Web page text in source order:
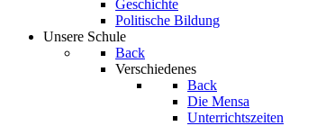
Geschichte
Politische Bildung
Unsere Schule
Back
Verschiedenes
Back
Die Mensa
Unterrichtszeiten